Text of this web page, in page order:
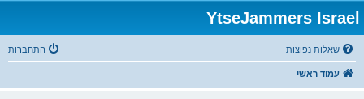
YtseJammers Israel
שאלות נפוצות התחברות
עמוד ראשי